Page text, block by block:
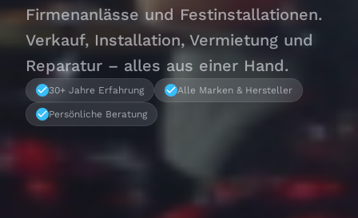
Firmenanlässe und Festinstallationen.
Verkauf, Installation, Vermietung und
Reparatur – alles aus einer Hand.
30+ Jahre Erfahrung Alle Marken & Hersteller
Persönliche Beratung